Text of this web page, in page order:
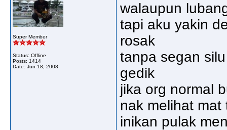
Super Member
Status: Offline
Posts: 1414
Date: Jun 18, 2008
walaupun
tapi aku yakin
rosak
tanpa segan
gedik
jika org normal
nak melihat
inikan pulak